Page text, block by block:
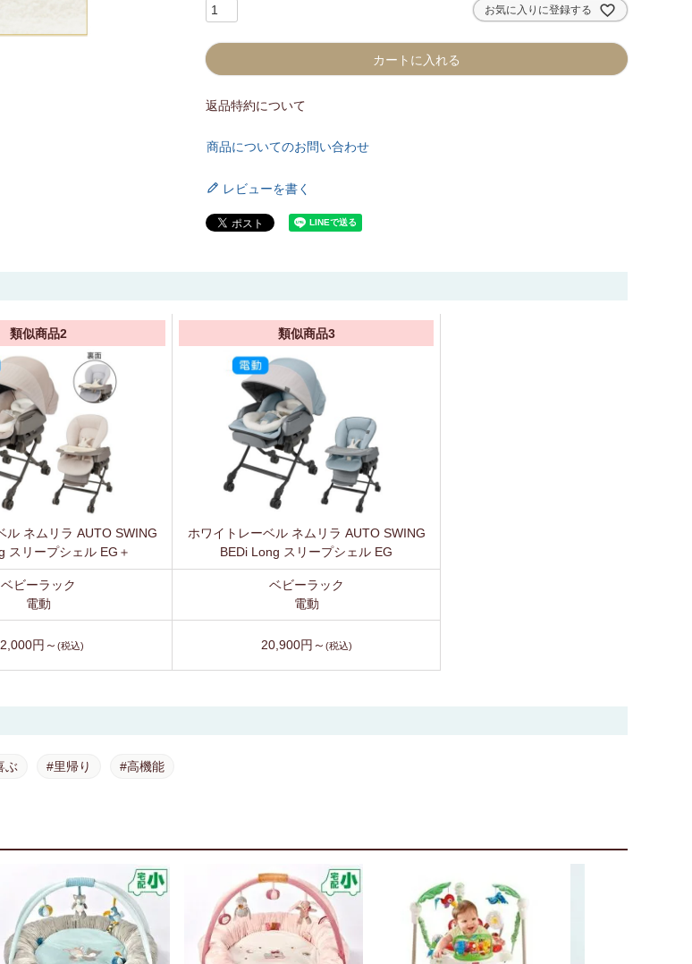
お気に入りに登録する
カートに入れる
返品特約について
商品についてのお問い合わせ
レビューを書く
類似商品2
ル ネムリラ AUTO SWING
スリープシェル EG＋
類似商品3
ホワイトレーベル ネムリラ AUTO SWING
BEDi Long スリープシェル EG
ベビーラック
電動
ベビーラック
電動
円～ (税込) 20,900円～ (税込)
ぶ #里帰り #高機能